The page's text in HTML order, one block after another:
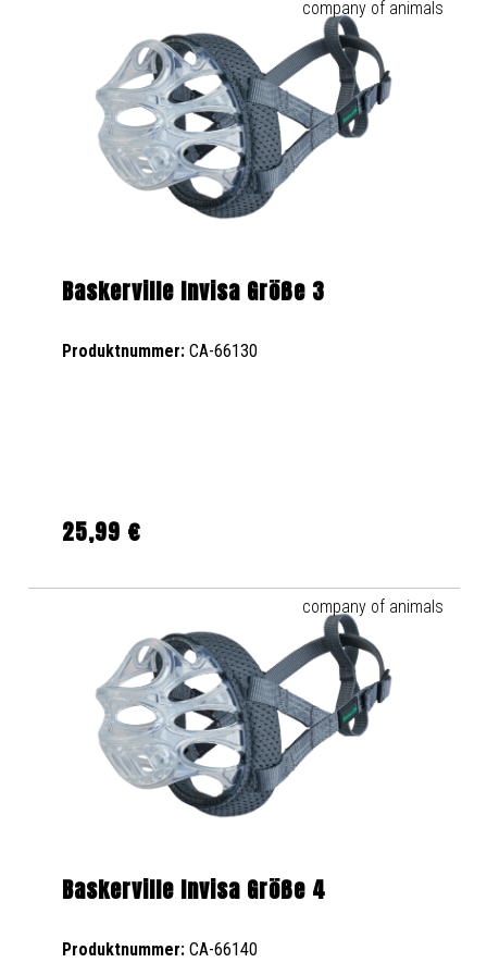
Baskerville Invisa Größe 3
Produktnummer: CA-66130
company of animals
Regulärer Preis:
25,99 €
Baskerville Invisa Größe 4
Produktnummer: CA-66140
company of animals